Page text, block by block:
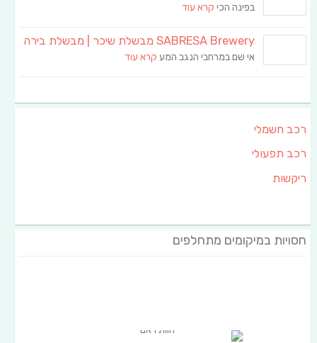
בפינה הכי קרא עוד
SABRESA Brewery מבשלת שיכר | מבשלת בירה
אי שם במרחבי הנגב המע קרא עוד
רכב חשמלי
רכב תפעולי
ריקשות
חסויות במיקומים מתחלפים